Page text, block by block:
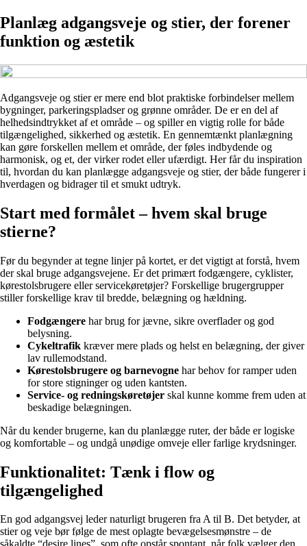
Planlæg adgangsveje og stier, der forener
funktion og æstetik
Adgangsveje og stier er mere end blot praktiske forbindelser mellem
bygninger, parkeringspladser og grønne områder. De er en del af
helhedsindtrykket af et område – og spiller en vigtig rolle for både
tilgængelighed, sikkerhed og æstetik. En gennemtænkt planlægning
kan gøre forskellen mellem et område, der føles indbydende og
harmonisk, og et, der virker rodet eller ufærdigt. Her får du inspiration
til, hvordan du kan planlægge adgangsveje og stier, der både fungerer i
hverdagen og bidrager til et smukt udtryk.
Start med formålet – hvem skal bruge
stierne?
Før du begynder at tegne linjer på kortet, er det vigtigt at forstå, hvem
der skal bruge adgangsvejene. Er det primært fodgængere, cyklister,
kørestolsbrugere eller servicekøretøjer? Forskellige brugergrupper
stiller forskellige krav til bredde, belægning og hældning.
Fodgængere har brug for jævne, sikre overflader og god
belysning.
Cykeltrafik kræver mere plads og helst en belægning, der giver
lav rullemodstand.
Kørestolsbrugere og barnevogne har behov for ramper uden
for store stigninger og uden kantsten.
Service- og redningskøretøjer skal kunne komme frem uden at
beskadige belægningen.
Når du kender brugerne, kan du planlægge ruter, der både er logiske
og komfortable – og undgå unødige omveje eller farlige krydsninger.
Funktionalitet: Tænk i flow og
tilgængelighed
En god adgangsvej leder naturligt brugeren fra A til B. Det betyder, at
stier og veje bør følge de mest oplagte bevægelsesmønstre – de